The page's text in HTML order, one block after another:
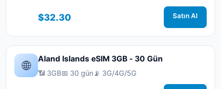
$32.30 Satın Al
🌐 Aland Islands eSIM 3GB - 30 Gün
📶 3GB📅 30 gün📡 3G/4G/5G